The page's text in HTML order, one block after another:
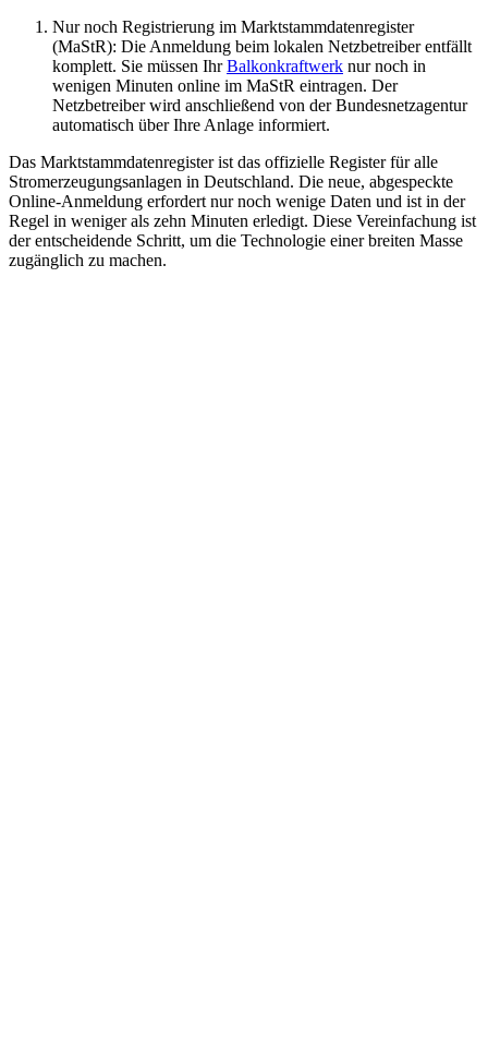
Nur noch Registrierung im Marktstammdatenregister
(MaStR): Die Anmeldung beim lokalen Netzbetreiber entfällt
komplett. Sie müssen IhrBalkonkraftwerk nur noch in
wenigen Minuten online im MaStR eintragen. Der
Netzbetreiber wird anschließend von der Bundesnetzagentur
automatisch über Ihre Anlage informiert.
Das Marktstammdatenregister ist das offizielle Register für alle
Stromerzeugungsanlagen in Deutschland. Die neue, abgespeckte
Online-Anmeldung erfordert nur noch wenige Daten und ist in der
Regel in weniger als zehn Minuten erledigt. Diese Vereinfachung ist
der entscheidende Schritt, um die Technologie einer breiten Masse
zugänglich zu machen.